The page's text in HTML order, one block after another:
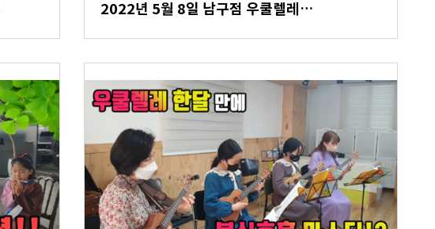
2022년 5월 8일 남구점 우쿨렐레…